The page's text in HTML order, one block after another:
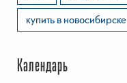
купить в новосибирске
Календарь